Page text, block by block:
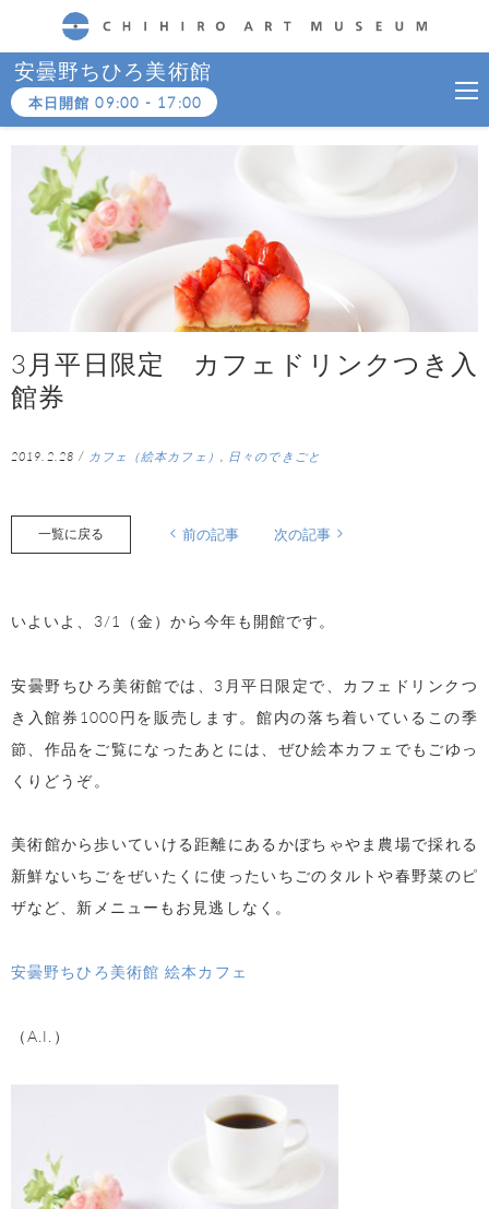
CHIHIRO ART MUSEUM
安曇野ちひろ美術館
本日開館09:00 - 17:00
3月平日限定 カフェドリンクつき入
館券
2019.2.28 / カフェ（絵本カフェ） 日々のできごと
一覧に戻る 前の記事 次の記事
いよいよ、3/1（金）から今年も開館です。
安曇野ちひろ美術館では、3月平日限定で、カフェドリンクつ
き入館券1000円を販売します。館内の落ち着いているこの季
節、作品をご覧になったあとには、ぜひ絵本カフェでもごゆっ
くりどうぞ。
美術館から歩いていける距離にあるかぼちゃやま農場で採れる
新鮮ないちごをぜいたくに使ったいちごのタルトや春野菜のピ
ザなど、新メニューもお見逃しなく。
安曇野ちひろ美術館 絵本カフェ
（A.I.）